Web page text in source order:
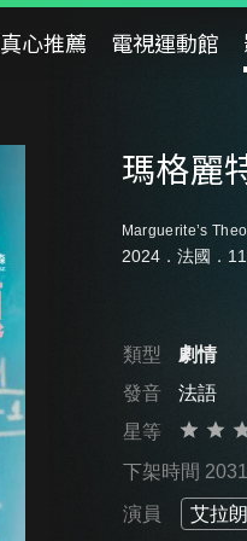
真心推薦 電視運動館
瑪格麗
Marguerite’s
2024．法國．
類型
劇情
發音
法語
星等
下架時間
演員 艾拉